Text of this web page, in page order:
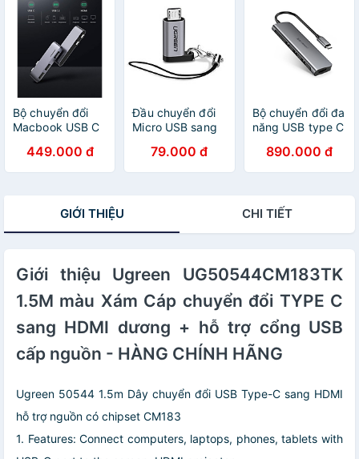
HÀNG CHÍNH
HÃNG
dương - HÀNG
CHÍNH HÃNG
Bộ chuyển 5in1 -
HÀNG CHÍNH
Bộ chuyển đổi
Macbook USB C
10914 3-IN-2
hàng chính hãng
449.000 đ
Đầu chuyển đổi
Micro USB sang
Ugreen 50590 -
Hàng chính hãng
79.000 đ
Bộ chuyển đổi đa
năng USB type C
CM136 80132 -
Hàng chính hãng
890.000 đ
GIỚI THIỆU CHI TIẾT
Giới thiệu Ugreen UG50544CM183TK
1.5M màu Xám Cáp chuyển đổi TYPE C
sang HDMI dương + hỗ trợ cổng USB
cấp nguồn - HÀNG CHÍNH HÃNG
Ugreen 50544 1.5m Dây chuyển đổi USB Type-C sang HDMI
hỗ trợ nguồn có chipset CM183
1. Features: Connect computers, laptops, phones, tablets with